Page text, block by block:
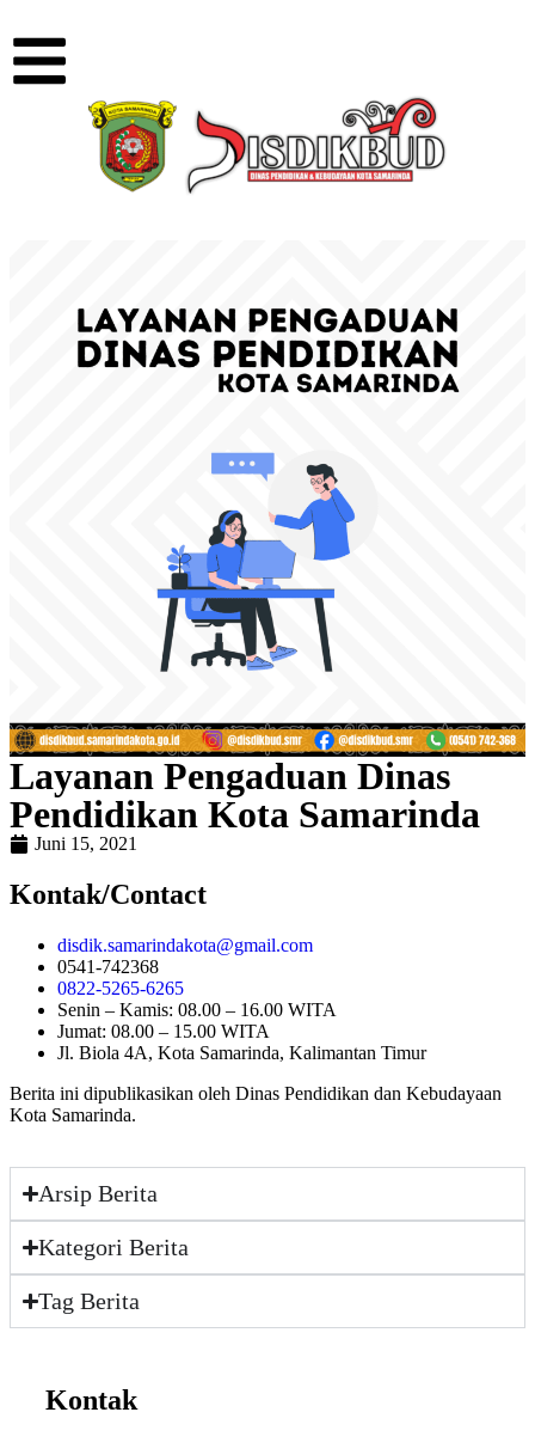
Layanan Pengaduan Dinas
Pendidikan Kota Samarinda
Juni 15, 2021
Kontak/Contact
moc.liamg
@atokadniramas.kidsid
0541-742368
0822-5265-6265
Senin – Kamis: 08.00 – 16.00 WITA
Jumat: 08.00 – 15.00 WITA
Jl. Biola 4A, Kota Samarinda, Kalimantan Timur
Berita ini dipublikasikan oleh Dinas Pendidikan dan Kebudayaan
Kota Samarinda.
Arsip Berita
Kategori Berita
Tag Berita
Kontak